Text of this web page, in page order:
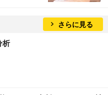
さらに見る
析